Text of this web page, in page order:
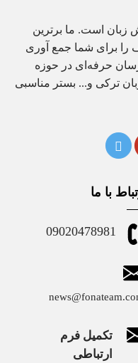
زبان است. ما برترین
را برای شما جمع آوری
حرفه‌ای در حوزه
ترکی و... بستر مناسبی
با ما
09020478981
تکمیل فرم
ارتباطی